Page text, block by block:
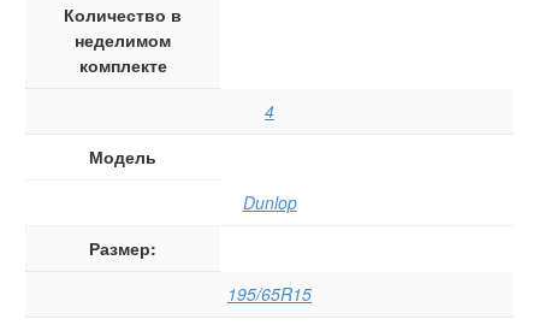
Количество в
неделимом
комплекте
4
Модель
Dunlop
Размер:
195/65R15